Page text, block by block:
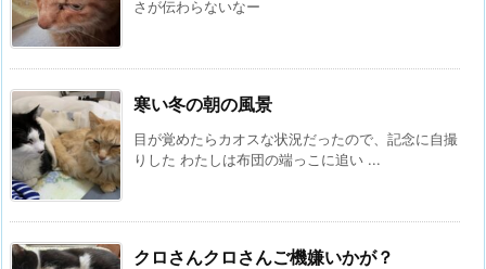
さが伝わらないなー
寒い冬の朝の風景
目が覚めたらカオスな状況だったので、記念に自撮
りした わたしは布団の端っこに追い ...
クロさんクロさんご機嫌いかが？